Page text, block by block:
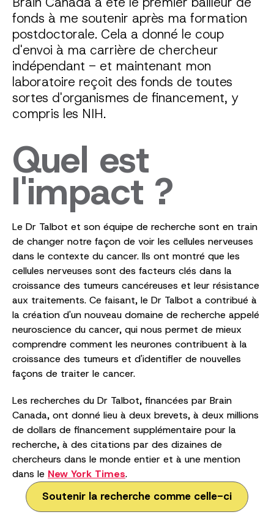
fonds à me soutenir après ma formation
postdoctorale. Cela a donné le coup
d'envoi à ma carrière de chercheur
indépendant - et maintenant mon
laboratoire reçoit des fonds de toutes
sortes d'organismes de financement, y
compris les NIH.
Quel est
l'impact ?
Le Dr Talbot et son équipe de recherche sont en train
de changer notre façon de voir les cellules nerveuses
dans le contexte du cancer. Ils ont montré que les
cellules nerveuses sont des facteurs clés dans la
croissance des tumeurs cancéreuses et leur résistance
aux traitements. Ce faisant, le Dr Talbot a contribué à
la création d'un nouveau domaine de recherche appelé
neuroscience du cancer, qui nous permet de mieux
comprendre comment les neurones contribuent à la
croissance des tumeurs et d'identifier de nouvelles
façons de traiter le cancer.
Les recherches du Dr Talbot, financées par Brain
Canada, ont donné lieu à deux brevets, à deux millions
de dollars de financement supplémentaire pour la
recherche, à des citations par des dizaines de
chercheurs dans le monde entier et à une mention
dans le New York Times.
Soutenir la recherche comme celle-ci